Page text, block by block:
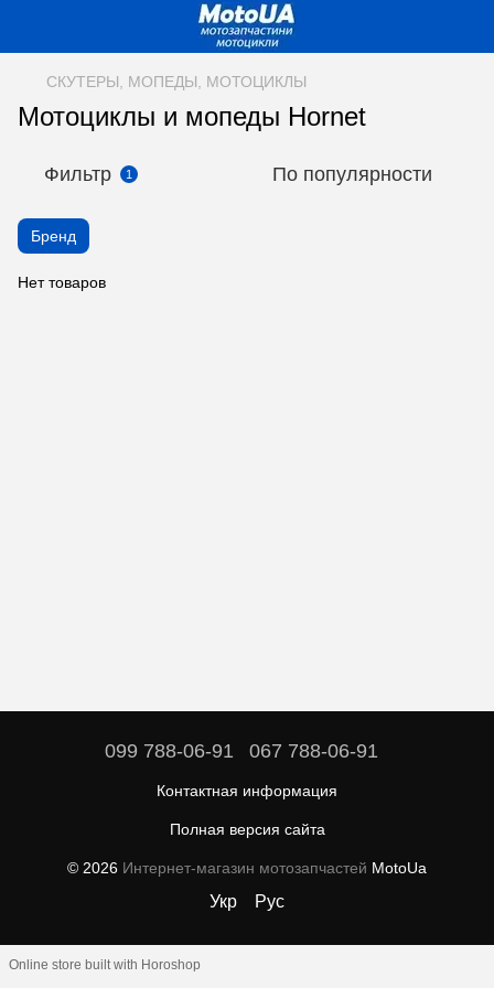
СКУТЕРЫ, МОПЕДЫ, МОТОЦИКЛЫ
Мотоциклы и мопеды Hornet
Фильтр 1 По популярности
Бренд
Нет товаров
099 788-06-91 067 788-06-91
Контактная информация
Полная версия сайта
© 2026 Интернет-магазин мотозапчастей MotoUa
Укр Рус
Online store built with Horoshop